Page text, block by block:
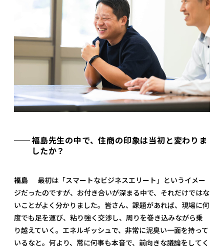
福島先生の中で、住商の印象は当初と変わりま
したか？
福島
最初は「スマートなビジネスエリート」というイメー
ジだったのですが、お付き合いが深まる中で、それだけではな
いことがよく分かりました。皆さん、課題があれば、現場に何
度でも足を運び、粘り強く交渉し、周りを巻き込みながら乗
り越えていく。エネルギッシュで、非常に泥臭い一面を持って
いるなと。何より、常に何事も本音で、前向きな議論をしてく